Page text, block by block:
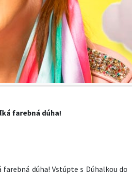
farebná dúha!
dúha! Vstúpte s Dúhalkou do